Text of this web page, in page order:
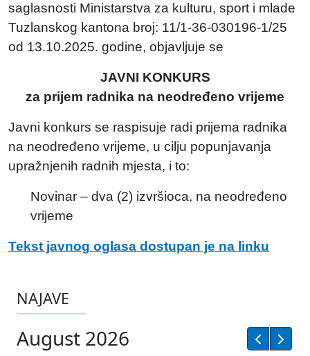
saglasnosti Ministarstva za kulturu, sport i mlade
Tuzlanskog kantona broj: 11/1-36-030196-1/25
od 13.10.2025. godine, objavljuje se
JAVNI KONKURS
za prijem radnika na neodređeno vrijeme
Javni konkurs se raspisuje radi prijema radnika
na neodređeno vrijeme, u cilju popunjavanja
upražnjenih radnih mjesta, i to:
Novinar – dva (2) izvršioca, na neodređeno
vrijeme
Tekst javnog oglasa dostupan je na linku
NAJAVE
August 2026